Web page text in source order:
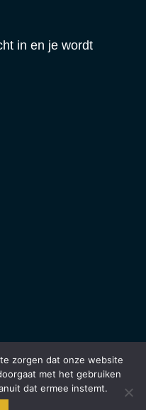
in en je wordt
2024
zorgen dat onze website
met het gebruiken
dat ermee instemt.